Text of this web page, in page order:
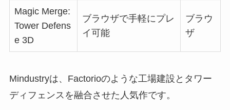
Magic Merge:
Tower Defens
e 3D
ブラウザで手軽にプレ
イ可能
ブラウ
ザ
Mindustryは、Factorioのような工場建設とタワー
ディフェンスを融合させた人気作です。